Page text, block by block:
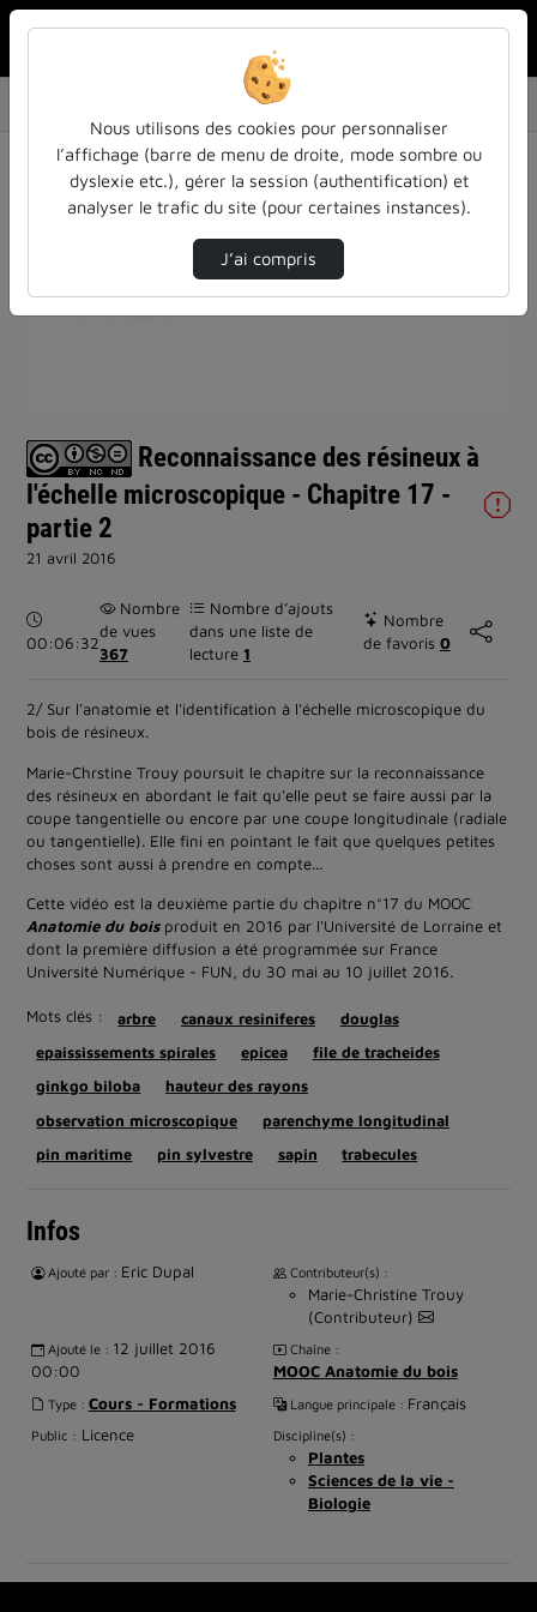
Reconnaissance des résineux à l'échelle micr…
Lire
Reconnaissance des résineux à
l'échelle microscopique - Chapitre 17 -
partie 2
21 avril 2016
Durée :
00:06:32
Nombre
de vues
367
Nombre d’ajouts
dans une liste de
lecture 1
Nombre
de favoris 0
2/ Sur l'anatomie et l'identification à l'échelle microscopique du
bois de résineux.
Marie-Chrstine Trouy poursuit le chapitre sur la reconnaissance
des résineux en abordant le fait qu'elle peut se faire aussi par la
coupe tangentielle ou encore par une coupe longitudinale (radiale
ou tangentielle). Elle fini en pointant le fait que quelques petites
choses sont aussi à prendre en compte...
Cette vidéo est la deuxième partie du chapitre n°17 du MOOC
Anatomie du boisproduit en 2016 par l'Université de Lorraine et
dont la première diffusion a été programmée sur France
Université Numérique - FUN, du 30 mai au 10 juillet 2016.
Mots clés : arbre canaux resiniferes
douglas
epaississements spirales
epicea
file de tracheides
ginkgo biloba
hauteur des rayons
observation microscopique
parenchyme longitudinal
pin maritime
pin sylvestre sapin trabecules
Infos
Ajouté par : Eric Dupal Contributeur(s) :
Marie-Christine Trouy
(Contributeur)
Ajouté le : 12 juillet 2016
00:00
Chaîne :
MOOC Anatomie du bois
Type : Cours - Formations Langue principale : Français
Public : Licence Discipline(s) :
Plantes
Sciences de la vie -
Biologie
Nous utilisons des cookies pour personnaliser
l’affichage (barre de menu de droite, mode sombre ou
dyslexie etc.), gérer la session (authentification) et
analyser le trafic du site (pour certaines instances).
J’ai compris